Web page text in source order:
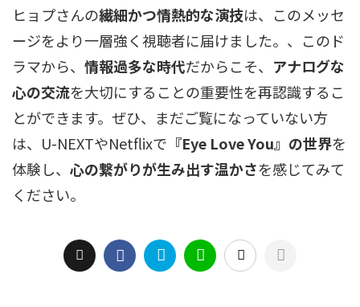
ヒョプさんの繊細かつ情熱的な演技は、このメッセ
ージをより一層強く視聴者に届けました。、このド
ラマから、 情報過多な時代だからこそ、 アナログな
心の交流を大切にすることの重要性を再認識するこ
とができます。ぜひ、まだご覧になっていない方
は、U-NEXTやNetflixで 『Eye Love You』の世界を
体験し、 心の繋がりが生み出す温かさを感じてみて
ください。